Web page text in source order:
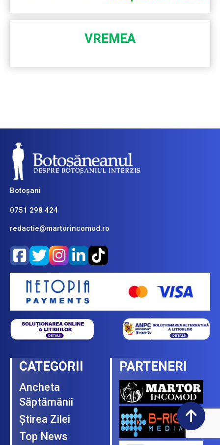
VREMEA
Botoșani
0751 298 424
redactie@martorincomod.ro
CATEGORII
Ancheta
Săptămânii
Ştirea Zilei
Top News
PARTENERI